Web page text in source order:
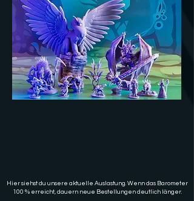
Hier siehst du unsere aktuelle Auslastung. Wenn das Barometer
100 % erreicht, dauern neue Bestellungen deutlich länger.